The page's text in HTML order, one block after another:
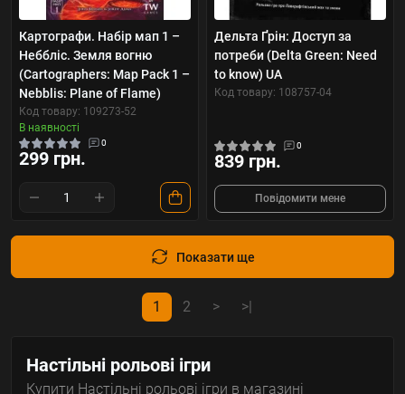
Картографи. Набір мап 1 –
Неббліс. Земля вогню
(Cartographers: Map Pack 1 –
Nebblis: Plane of Flame)
Код товару: 109273-52
В наявності
0
299 грн.
Дельта Ґрін: Доступ за
потреби (Delta Green: Need
to know) UA
Код товару: 108757-04
0
839 грн.
Повідомити мене
Показати ще
1 2 > >|
Настільні рольові ігри
Купити Настільні рольові ігри в магазині